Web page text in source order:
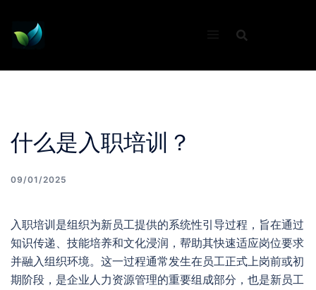
content
什么是入职培训？
09/01/2025
入职培训是组织为新员工提供的系统性引导过程，旨在通过
知识传递、技能培养和文化浸润，帮助其快速适应岗位要求
并融入组织环境。这一过程通常发生在员工正式上岗前或初
期阶段，是企业人力资源管理的重要组成部分，也是新员工